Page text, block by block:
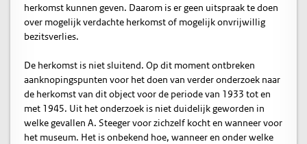
herkomst kunnen geven. Daarom is er geen uitspraak te doen
over mogelijk verdachte herkomst of mogelijk onvrijwillig
bezitsverlies.
De herkomst is niet sluitend. Op dit moment ontbreken
aanknopingspunten voor het doen van verder onderzoek naar
de herkomst van dit object voor de periode van 1933 tot en
met 1945. Uit het onderzoek is niet duidelijk geworden in
welke gevallen A. Steeger voor zichzelf kocht en wanneer voor
het museum. Het is onbekend hoe, wanneer en onder welke